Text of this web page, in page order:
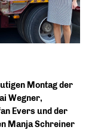
Montag der
Wegner,
Evers und der
Manja Schreiner